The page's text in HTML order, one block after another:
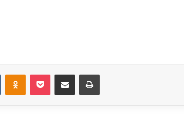
VKontakteOdnoklassniki
PocketShare via Email Print